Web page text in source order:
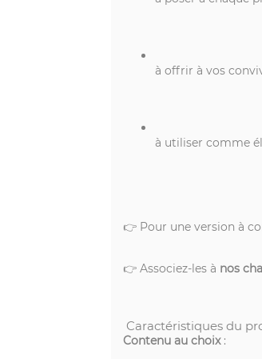
à offrir à vos
à utiliser comme
👉 Pour une version à
👉 Associez-les à nos
Caractéristiques du
Contenu au choix: